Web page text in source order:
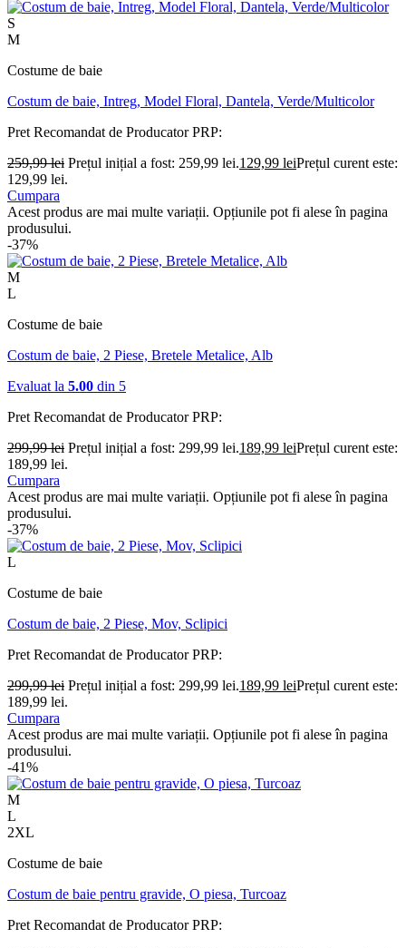
S
M
Costume de baie
Costum de baie, Intreg, Model Floral, Dantela, Verde/Multicolor
Pret Recomandat de ProducatorPRP:
259,99lei Prețul inițial a fost: 259,99 lei.129,99 leiPrețul curent este:
129,99 lei.
Cumpara
Acest produs are mai multe variații. Opțiunile pot fi alese în pagina
produsului.
-37%
M
L
Costume de baie
Costum de baie, 2 Piese, Bretele Metalice, Alb
Evaluat la 5.00 din 5
Pret Recomandat de ProducatorPRP:
299,99lei Prețul inițial a fost: 299,99 lei.189,99 leiPrețul curent este:
189,99 lei.
Cumpara
Acest produs are mai multe variații. Opțiunile pot fi alese în pagina
produsului.
-37%
L
Costume de baie
Costum de baie, 2 Piese, Mov, Sclipici
Pret Recomandat de ProducatorPRP:
299,99lei Prețul inițial a fost: 299,99 lei.189,99 leiPrețul curent este:
189,99 lei.
Cumpara
Acest produs are mai multe variații. Opțiunile pot fi alese în pagina
produsului.
-41%
M
L
2XL
Costume de baie
Costum de baie pentru gravide, O piesa, Turcoaz
Pret Recomandat de ProducatorPRP: